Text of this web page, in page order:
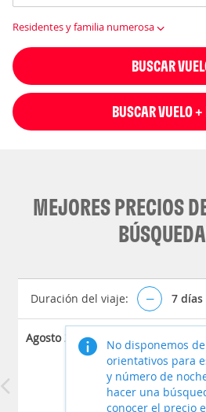
Residentes y familia numerosa
BUSCAR
BUSCAR VUELO +
MEJORES PRECIOS
Duración del viaje: – 7 días
Agosto 2026
No disponemos
orientativos para
y número de
hacer una
conocer el precio